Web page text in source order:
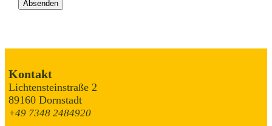
Kontakt
Lichtensteinstraße 2
89160 Dornstadt
+49 7348 2484920